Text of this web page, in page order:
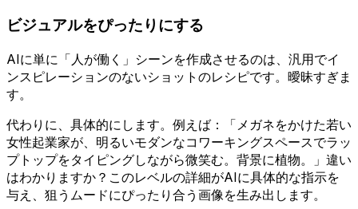
ビジュアルをぴったりにする
AIに単に「人が働く」シーンを作成させるのは、汎用でイ
ンスピレーションのないショットのレシピです。曖昧すぎま
す。
代わりに、具体的にします。例えば：「メガネをかけた若い
女性起業家が、明るいモダンなコワーキングスペースでラッ
プトップをタイピングしながら微笑む。背景に植物。」違い
はわかりますか？このレベルの詳細がAIに具体的な指示を
与え、狙うムードにぴったり合う画像を生み出します。